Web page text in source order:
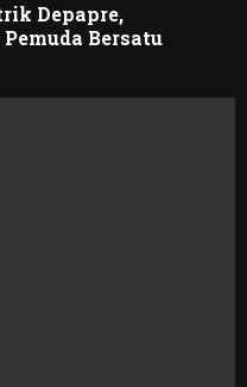
Depapre,
Bersatu